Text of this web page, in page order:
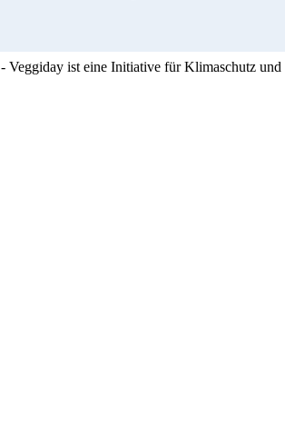
- Veggiday ist eine Initiative für Klimaschutz